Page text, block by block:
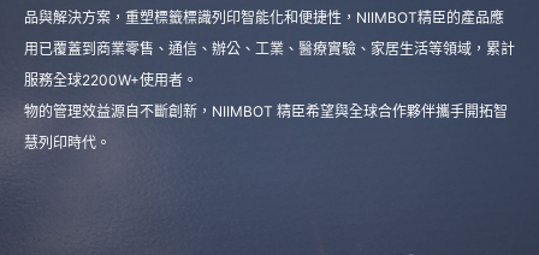
品與解決方案，重塑標籤標識列印智能化和便捷性，NIIMBOT精臣的產品應
用已覆蓋到商業零售、通信、辦公、工業、醫療實驗、家居生活等領域，累計
服務全球2200W+使用者。​
物的管理效益源自不斷創新，NIIMBOT 精臣希望與全球合作夥伴攜手開拓智
慧列印時代。​